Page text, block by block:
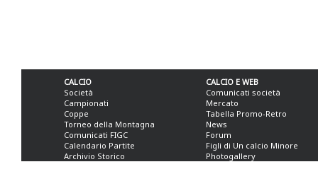
CALCIO
Società
Campionati
Coppe
Torneo della Montagna
Comunicati FIGC
Calendario Partite
Archivio Storico
CALCIO E WEB
Comunicati società
Mercato
Tabella Promo-Retro
News
Forum
Figli di Un calcio Minore
Photogallery